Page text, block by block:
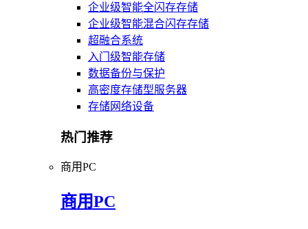
企业级智能全闪存存储
企业级智能混合闪存存储
超融合系统
入门级智能存储
数据备份与保护
高密度存储型服务器
存储网络设备
热门推荐
商用PC
商用PC